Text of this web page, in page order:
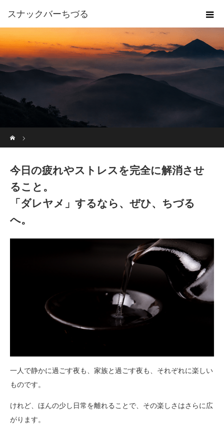
スナックバーちづる
今日の疲れやストレスを完全に解消させ
ること。
「ダレヤメ」するなら、ぜひ、ちづる
へ。
一人で静かに過ごす夜も、家族と過ごす夜も、それぞれに楽しい
ものです。
けれど、ほんの少し日常を離れることで、その楽しさはさらに広
がります。